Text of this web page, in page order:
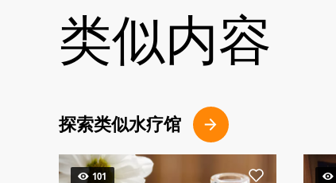
类似内容
探索类似水疗馆
101